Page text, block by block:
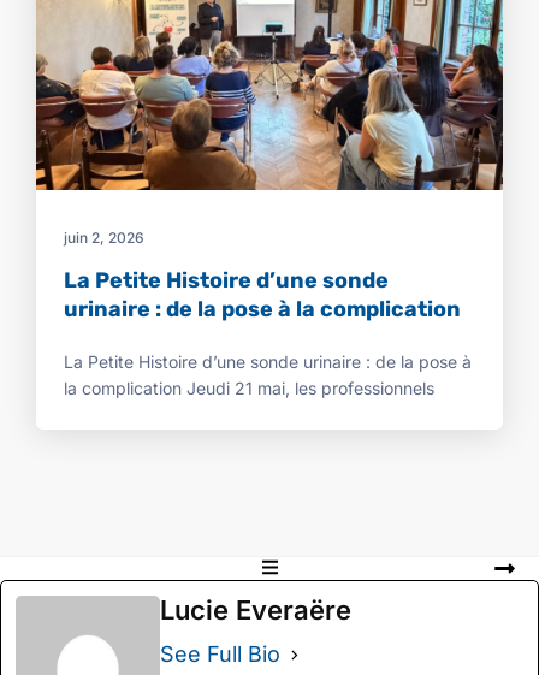
juin 2, 2026
La Petite Histoire d’une sonde
urinaire : de la pose à la complication
La Petite Histoire d’une sonde urinaire : de la pose à
la complication Jeudi 21 mai, les professionnels
Lucie Everaëre
See Full Bio